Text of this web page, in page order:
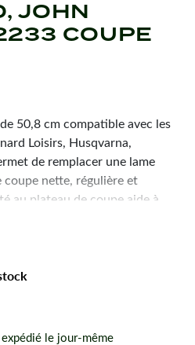
JOHN
COUPE
50,8 cm compatible avec les
Loisirs, Husqvarna,
de remplacer une lame
nette, régulière et
au plateau de coupe aide à
de la machine et la qualité
le jour-même